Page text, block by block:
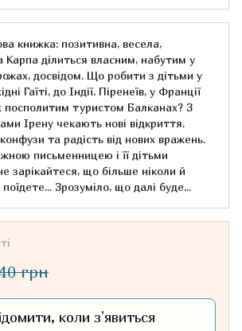
книжка: позитивна, весела,
Карпа ділиться власним, набутим у
досвідом. Що робити з дітьми у
Гаїті, до Індії, Піренеїв, у Франції
посполитим туристом Балканах? З
Ірену чекають нові відкриття,
та радість від нових вражень.
письменницею і її дітьми
зарікайтеся, що більше ніколи й
Зрозуміло, що далі буде...
грн
коли з'явиться